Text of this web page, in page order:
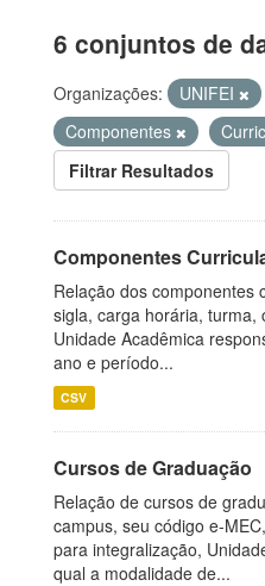
6 conjuntos de
Organizações: UNIFEI
Componentes
Filtrar Resultados
Componentes
Relação dos componentes
sigla, carga horária, turma,
Unidade Acadêmica
ano e período...
CSV
Cursos de Graduação
Relação de cursos de
campus, seu código e-
para integralização,
qual a modalidade de...